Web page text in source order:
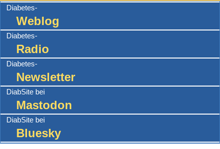
Diabetes-
Weblog
Diabetes-
Radio
Diabetes-
Newsletter
DiabSite bei
Mastodon
DiabSite bei
Bluesky